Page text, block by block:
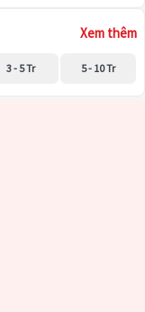
Xem thêm
3 - 5 Tr 5 - 10 Tr